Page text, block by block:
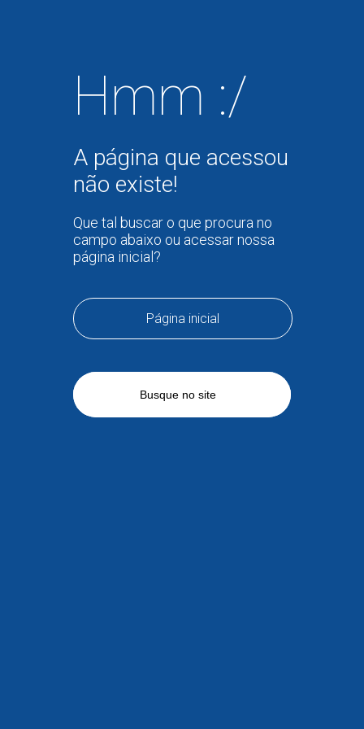
Hmm :/
A página que acessou
não existe!
Que tal buscar o que procura no
campo abaixo ou acessar nossa
página inicial?
Página inicial